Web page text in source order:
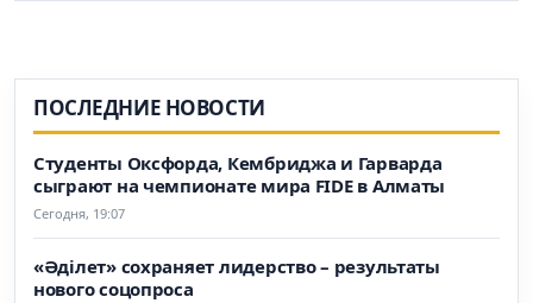
ПОСЛЕДНИЕ НОВОСТИ
Студенты Оксфорда, Кембриджа и Гарварда
сыграют на чемпионате мира FIDE в Алматы
Сегодня, 19:07
«Әділет» сохраняет лидерство – результаты
нового соцопроса